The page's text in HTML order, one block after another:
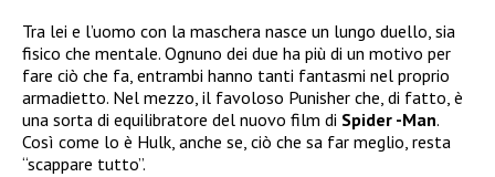
Tra lei e l’uomo con la maschera nasce un lungo duello, sia
fisico che mentale. Ognuno dei due ha più di un motivo per
fare ciò che fa, entrambi hanno tanti fantasmi nel proprio
armadietto. Nel mezzo, il favoloso Punisher che, di fatto, è
una sorta di equilibratore del nuovo film di Spider -Man.
Così come lo è Hulk, anche se, ciò che sa far meglio, resta
“scappare tutto”.